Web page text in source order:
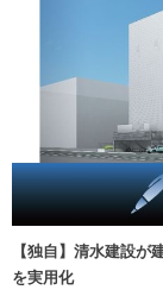
【独自】清水建設
を実用化